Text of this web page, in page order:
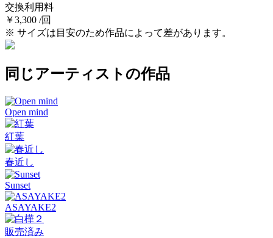
交換利用料
￥3,300 /回
※ サイズは目安のため作品によって差があります。
同じアーティストの作品
Open mind
紅葉
春近し
Sunset
ASAYAKE2
販売済み